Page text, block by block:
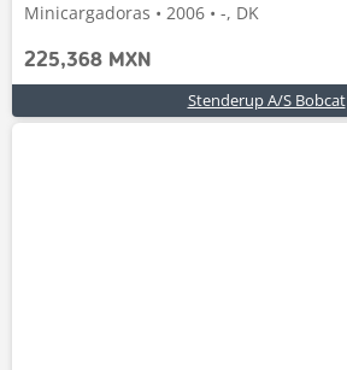
Minicargadoras • 2006 • -, DK
225,368 MXN
Stenderup A/S Bobcat